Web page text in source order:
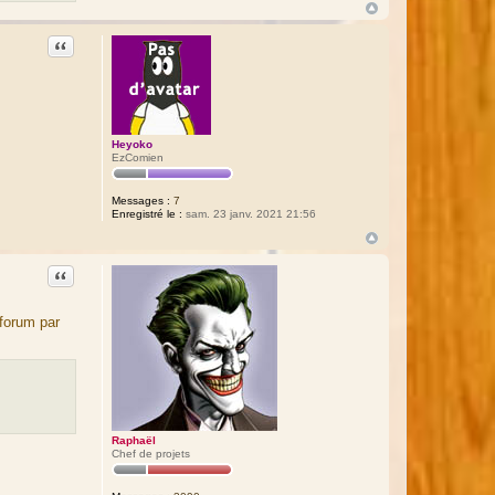
Heyoko
EzComien
Messages : 7
Enregistré le : sam. 23 janv. 2021 21:56
Citation
Raphaël
Chef de projets
Citation
par